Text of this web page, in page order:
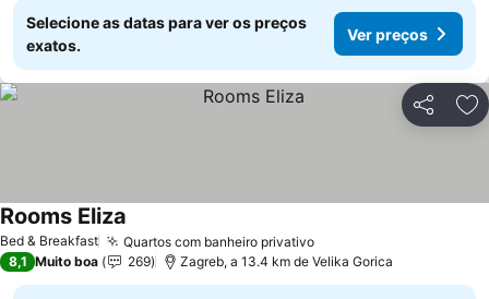
Selecione as datas para ver os preços
exatos.
Ver preços
Partilhar
Bed & Breakfast Quartos com banheiro privativoVer preços
Rooms Eliza
8,1 Muito boa 269 Zagreb, a 13.4 km de Velika Gorica